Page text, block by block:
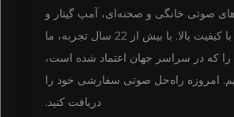
صوتی خانگی و صحنه‌ای، آمپ گیتار و
بلوزتوث‌های با کیفیت بالا. با بیش از 22 سال تجربه، ما
که در سراسر جهان اعتماد شده است،
امروزه راه‌حل صوتی سفارشی خود را
دریافت کنید.